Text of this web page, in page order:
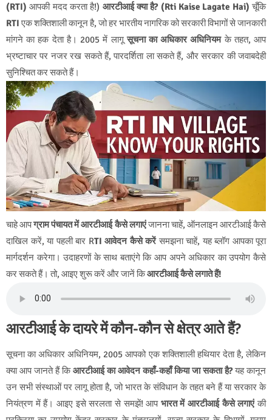
(RTI) आपकी मदद करता है!) आरटीआई क्या है? (Rti Kaise Lagate Hai)चूँकि
RTIएक शक्तिशाली कानून है, जो हर भारतीय नागरिक को सरकारी विभागों से जानकारी
मांगने का हक देता है। 2005 में लागूसूचना का अधिकार अधिनियमके तहत, आप
भ्रष्टाचार पर नजर रख सकते हैं, पारदर्शिता ला सकते हैं, और सरकार की जवाबदेही
सुनिश्चित कर सकते हैं।
चाहे आपग्राम पंचायत में आरटीआई कैसे लगाएंजानना चाहें, ऑनलाइन आरटीआई कैसे
दाखिल करें, या पहली बार RTI आवेदन कैसे करेंसमझना चाहें, यह ब्लॉग आपका पूरा
मार्गदर्शन करेगा। उदाहरणों के साथ बताएंगे कि आप अपने अधिकार का उपयोग कैसे
कर सकते हैं। तो, आइए शुरू करें और जानें किआरटीआई कैसे लगाते हैं!
आरटीआई के दायरे में कौन-कौन से क्षेत्र आते हैं?
सूचना का अधिकार अधिनियम, 2005 आपको एक शक्तिशाली हथियार देता है, लेकिन
क्या आप जानते हैं किआरटीआई का आवेदन कहाँ-कहाँ किया जा सकता है?यह कानून
उन सभी संस्थाओं पर लागू होता है, जो भारत के संविधान के तहत बने हैं या सरकार के
नियंत्रण में हैं। आइए इसे सरलता से समझें! आपभारत में आरटीआई कैसे लगाएंकी